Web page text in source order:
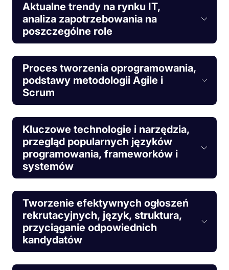
Aktualne trendy na rynku IT,
analiza zapotrzebowania na
poszczególne role
Proces tworzenia oprogramowania,
podstawy metodologii Agile i
Scrum
Kluczowe technologie i narzędzia,
przegląd popularnych języków
programowania, frameworków i
systemów
Tworzenie efektywnych ogłoszeń
rekrutacyjnych, język, struktura,
przyciąganie odpowiednich
kandydatów